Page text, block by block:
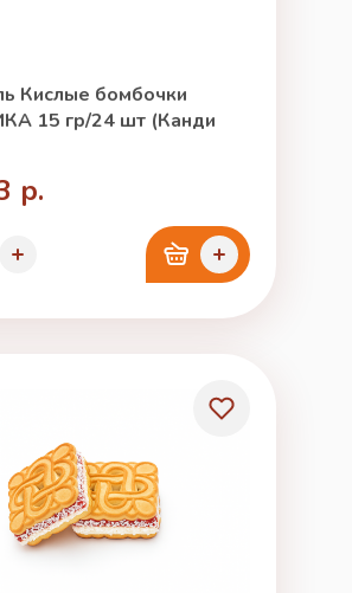
Кислые бомбочки
15 гр/24 шт (Канди
р.